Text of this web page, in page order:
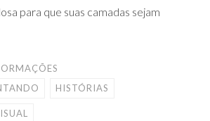
para que suas camadas sejam
HISTÓRIAS